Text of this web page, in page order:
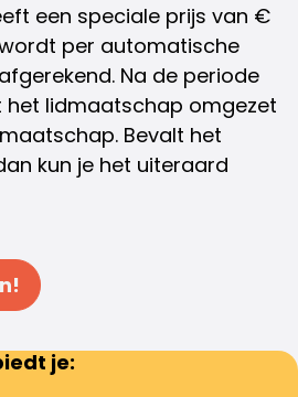
een speciale prijs van €
per automatische
Na de periode
lidmaatschap omgezet
Bevalt het
kun je het uiteraard
je: